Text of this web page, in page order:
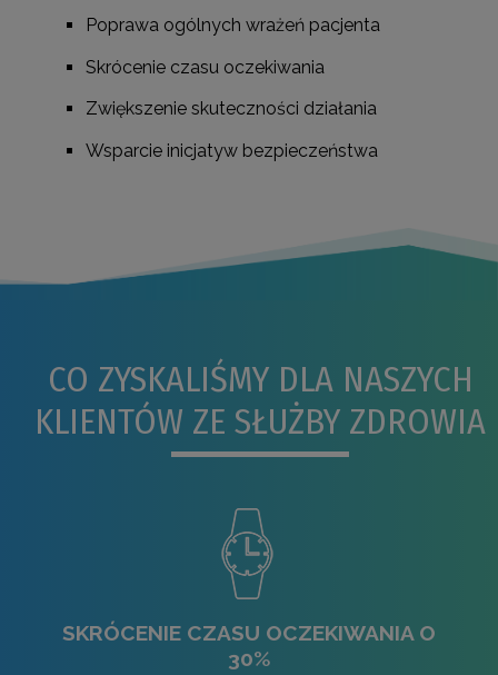
Poprawa ogólnych wrażeń pacjenta
Skrócenie czasu oczekiwania
Zwiększenie skuteczności działania
Wsparcie inicjatyw bezpieczeństwa
CO ZYSKALIŚMY DLA NASZYCH
KLIENTÓW ZE SŁUŻBY ZDROWIA
SKRÓCENIE CZASU OCZEKIWANIA O
30%